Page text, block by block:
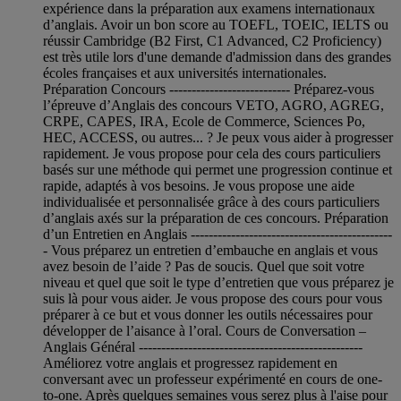
expérience dans la préparation aux examens internationaux
d’anglais. Avoir un bon score au TOEFL, TOEIC, IELTS ou
réussir Cambridge (B2 First, C1 Advanced, C2 Proficiency)
est très utile lors d'une demande d'admission dans des grandes
écoles françaises et aux universités internationales.
Préparation Concours --------------------------- Préparez-vous
l’épreuve d’Anglais des concours VETO, AGRO, AGREG,
CRPE, CAPES, IRA, Ecole de Commerce, Sciences Po,
HEC, ACCESS, ou autres... ? Je peux vous aider à progresser
rapidement. Je vous propose pour cela des cours particuliers
basés sur une méthode qui permet une progression continue et
rapide, adaptés à vos besoins. Je vous propose une aide
individualisée et personnalisée grâce à des cours particuliers
d’anglais axés sur la préparation de ces concours. Préparation
d’un Entretien en Anglais ---------------------------------------------
- Vous préparez un entretien d’embauche en anglais et vous
avez besoin de l’aide ? Pas de soucis. Quel que soit votre
niveau et quel que soit le type d’entretien que vous préparez je
suis là pour vous aider. Je vous propose des cours pour vous
préparer à ce but et vous donner les outils nécessaires pour
développer de l’aisance à l’oral. Cours de Conversation –
Anglais Général --------------------------------------------------
Améliorez votre anglais et progressez rapidement en
conversant avec un professeur expérimenté en cours de one-
to-one. Après quelques semaines vous serez plus à l'aise pour